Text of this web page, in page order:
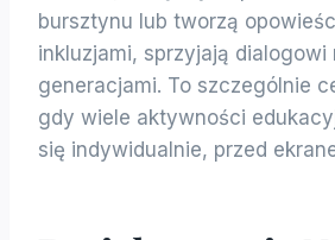
bursztynu lub tworzą
inkluzjami, sprzyjają dialogowi
generacjami. To szczególnie
gdy wiele aktywności
się indywidualnie, przed